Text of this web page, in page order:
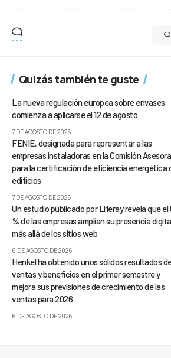
Quizás también te guste
La nueva regulación europea sobre envases
comienza a aplicarse el 12 de agosto
7 DE AGOSTO DE 2026
FENIE, designada para representar a las
empresas instaladoras en la Comisión Asesora
para la certificación de eficiencia energética
edificios
7 DE AGOSTO DE 2026
Un estudio publicado por Liferay revela que el
% de las empresas amplían su presencia
más allá de los sitios web
6 DE AGOSTO DE 2026
Henkel ha obtenido unos sólidos resultados
ventas y beneficios en el primer semestre y
mejora sus previsiones de crecimiento de las
ventas para 2026
6 DE AGOSTO DE 2026